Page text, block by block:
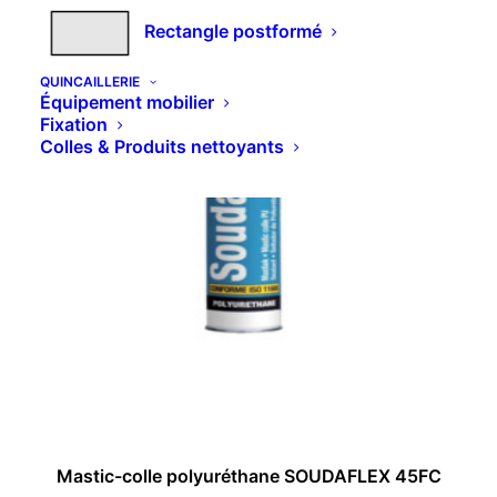
Rectangle postformé
QUINCAILLERIE
Équipement mobilier
Fixation
Colles & Produits nettoyants
CHOIX DES OPTIONS
produit
Mastic-colle polyuréthane SOUDAFLEX 45FC